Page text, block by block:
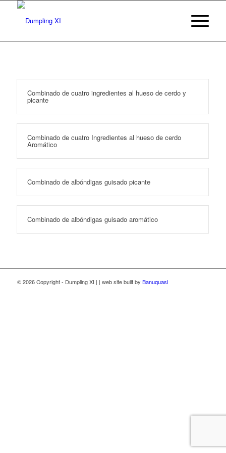
Combinado de cuatro ingredientes al hueso de cerdo y
picante
Combinado de cuatro Ingredientes al hueso de cerdo
Aromático
Combinado de albóndigas guisado picante
Combinado de albóndigas guisado aromático
© 2026 Copyright - Dumpling XI | | web site built by Banuquasi